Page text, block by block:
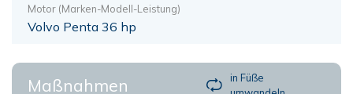
Motor (Marken-Modell-Leistung)
Volvo Penta 36 hp
Maßnahmen
in Füße